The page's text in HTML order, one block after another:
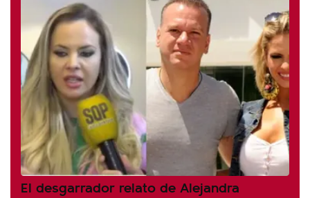
El desgarrador relato de Alejandra